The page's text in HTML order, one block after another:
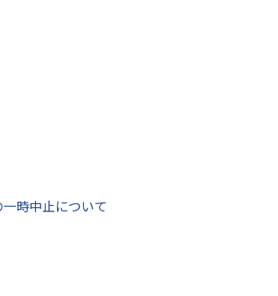
時中止について
お願いします！
代市都市計画マスタープラン改定
について
から市役所で
アンケート調査の結果について
届出について